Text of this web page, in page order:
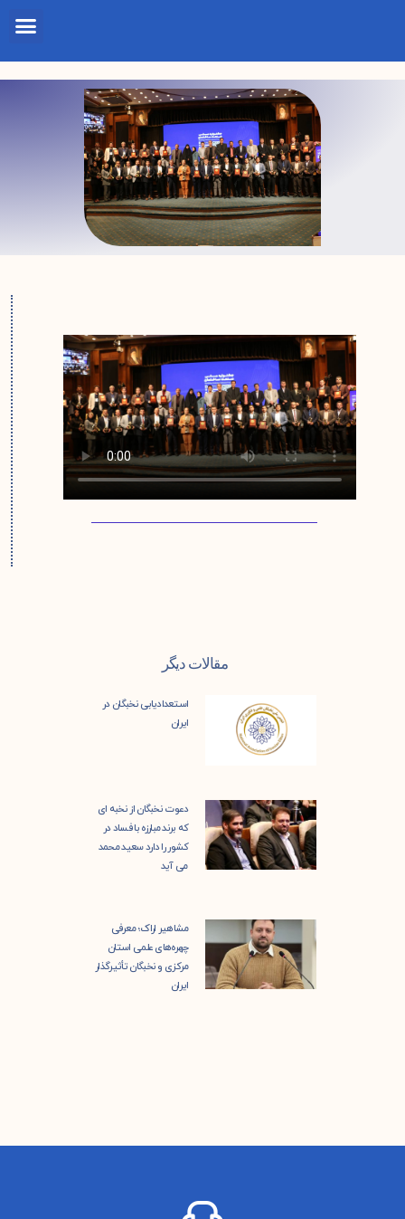
مقالات دیگر
استعدادیابی نخبگان در
ایران
دعوت نخبگان از نخبه ای
که برند مبارزه با فساد در
کشور را دارد سعید محمد
می آید
مشاهیر اراک؛ معرفی
چهره‌های علمی استان
مرکزی و نخبگان تأثیرگذار
ایران